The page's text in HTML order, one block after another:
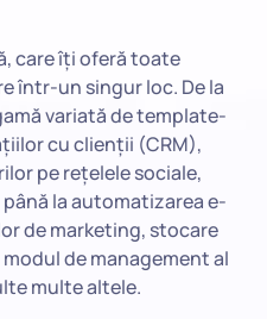
care îți oferă toate
într-un singur loc. De la
variată de template-
cu clienții (CRM),
pe rețelele sociale,
la automatizarea e-
de marketing, stocare
de management al
multe altele.